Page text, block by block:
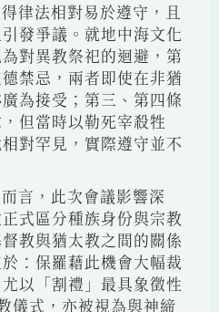
律法相對易於遵守，且
發爭議。就地中海文化
對異教祭祀的迴避，第
禁忌，兩者即使在非猶
為接受；第三、第四條
但當時以勒死宰殺牲
對罕見，實際遵守並不
言，此次會議影響深
式區分種族身份與宗教
教與猶太教之間的關係
：保羅藉此機會大幅裁
以「割禮」最具象徵性
儀式，亦被視為與神締